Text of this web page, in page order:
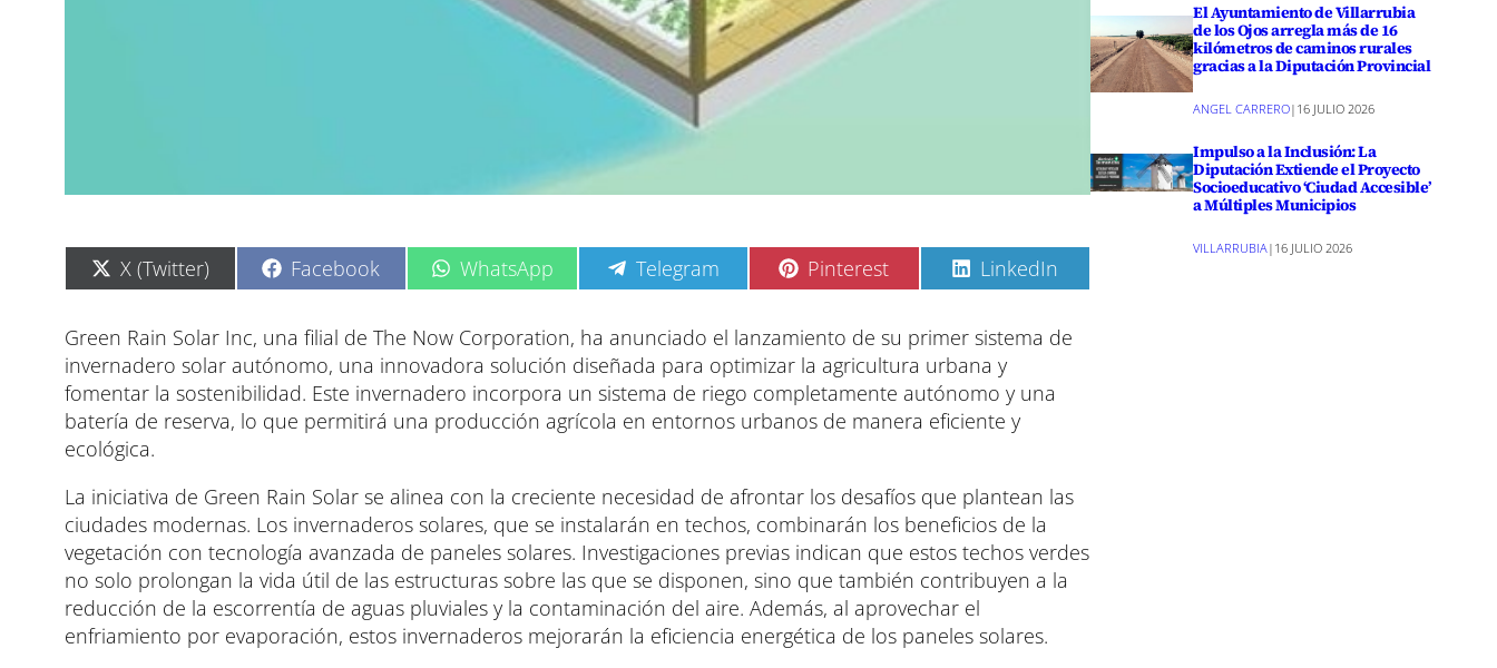
C
o
p
a
r
t
i
r
e
n
X (Twitter) C
o
a
r
t
i
r
Facebook C
o
p
a
r
t
i
r
WhatsApp C
o
a
r
t
i
r
Telegram C
o
a
r
t
i
r
Pinterest C
o
p
a
r
t
i
r
LinkedIn
Green Rain Solar Inc, una filial de The Now Corporation, ha anunciado el lanzamiento de su primer sistema de
invernadero solar autónomo, una innovadora solución diseñada para optimizar la agricultura urbana y
fomentar la sostenibilidad. Este invernadero incorpora un sistema de riego completamente autónomo y una
batería de reserva, lo que permitirá una producción agrícola en entornos urbanos de manera eficiente y
ecológica.
La iniciativa de Green Rain Solar se alinea con la creciente necesidad de afrontar los desafíos que plantean las
ciudades modernas. Los invernaderos solares, que se instalarán en techos, combinarán los beneficios de la
vegetación con tecnología avanzada de paneles solares. Investigaciones previas indican que estos techos verdes
no solo prolongan la vida útil de las estructuras sobre las que se disponen, sino que también contribuyen a la
reducción de la escorrentía de aguas pluviales y la contaminación del aire. Además, al aprovechar el
enfriamiento por evaporación, estos invernaderos mejorarán la eficiencia energética de los paneles solares.
El Ayuntamiento de Villarrubia
de los Ojos arregla más de 16
kilómetros de caminos rurales
gracias a la Diputación Provincial
ANGEL CARRERO| 16 JULIO 2026
Impulso a la Inclusión: La
Diputación Extiende el Proyecto
Socioeducativo ‘Ciudad Accesible’
a Múltiples Municipios
VILLARRUBIA | 16 JULIO 2026